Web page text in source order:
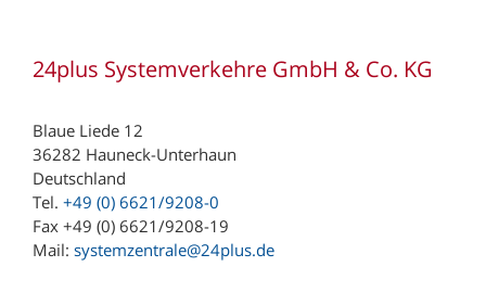
Kunzendorf Spedition GmbH
Kunzendorf Spedition GmbH (Niederlassung
Ludwigsburg)
Lagermax Logistics Austria GmbH
Lagermax Logistics Hungary Kft.
Maier Spedition GmbH
24plus Systemverkehre GmbH & Co. KG
Blaue Liede 12
36282 Hauneck-Unterhaun
Deutschland
Tel. +49 (0) 6621/9208-0
Fax +49 (0) 6621/9208-19
Mail: systemzentrale@24plus.de